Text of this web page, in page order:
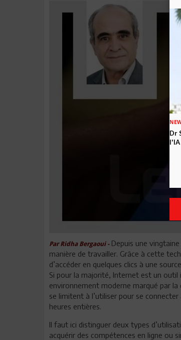
Par Ridha Bergaoui -Depuis une
manière de travailler. Grâce à cette
d’accéder en quelques clics à une
Si pour la majorité, Internet est un
environnement moderne marqué par
se limitent à l’utiliser pour se
heures entières.
Il faut ici distinguer deux types
acquérir des compétences en ligne ou
Dr
l'IA